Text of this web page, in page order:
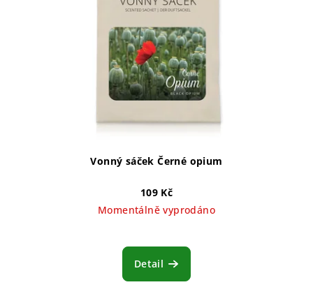
Vonný sáček Černé opium
109 Kč
Momentálně vyprodáno
Detail